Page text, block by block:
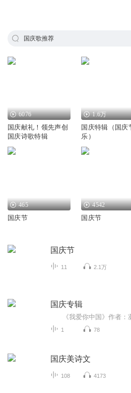
国庆歌推荐
6076
国庆献礼！领先声创
国庆诗歌特辑
1.6万
国庆特辑（国庆
乐）
465
国庆节
4542
国庆节
国庆节
11 2.1万
国庆专辑
1 78
国庆美诗文
108 4173